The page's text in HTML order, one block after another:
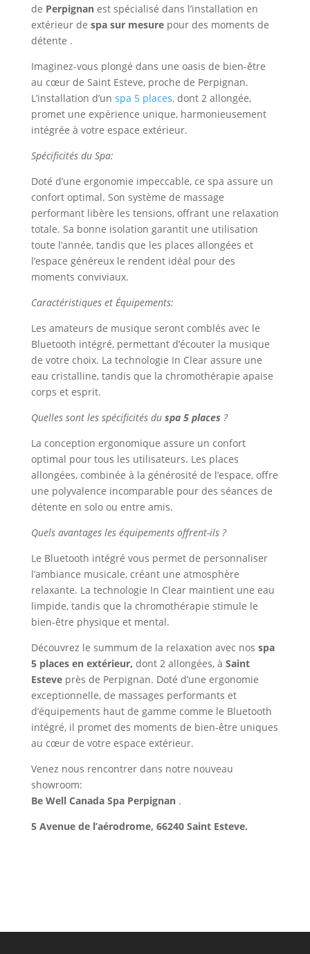
de Perpignanest spécialisé dans l’installation en
extérieur de spa sur mesurepour des moments de
détente .
Imaginez-vous plongé dans une oasis de bien-être
au cœur de Saint Esteve, proche de Perpignan.
L’installation d’un spa 5 places,dont 2 allongée,
promet une expérience unique, harmonieusement
intégrée à votre espace extérieur.
Spécificités du Spa:
Doté d’une ergonomie impeccable, ce spa assure un
confort optimal. Son système de massage
performant libère les tensions, offrant une relaxation
totale. Sa bonne isolation garantit une utilisation
toute l’année, tandis que les places allongées et
l’espace généreux le rendent idéal pour des
moments conviviaux.
Caractéristiques et Équipements:
Les amateurs de musique seront comblés avec le
Bluetooth intégré, permettant d’écouter la musique
de votre choix. La technologie In Clear assure une
eau cristalline, tandis que la chromothérapie apaise
corps et esprit.
Quelles sont les spécificités du spa 5 places ?
La conception ergonomique assure un confort
optimal pour tous les utilisateurs. Les places
allongées, combinée à la générosité de l’espace, offre
une polyvalence incomparable pour des séances de
détente en solo ou entre amis.
Quels avantages les équipements offrent-ils ?
Le Bluetooth intégré vous permet de personnaliser
l’ambiance musicale, créant une atmosphère
relaxante. La technologie In Clear maintient une eau
limpide, tandis que la chromothérapie stimule le
bien-être physique et mental.
Découvrez le summum de la relaxation avec nos spa
5 places en extérieur, dont 2 allongées, à Saint
Esteveprès de Perpignan. Doté d’une ergonomie
exceptionnelle, de massages performants et
d’équipements haut de gamme comme le Bluetooth
intégré, il promet des moments de bien-être uniques
au cœur de votre espace extérieur.
Venez nous rencontrer dans notre nouveau
showroom:
Be Well Canada Spa Perpignan.
5 Avenue de l’aérodrome, 66240 Saint Esteve.